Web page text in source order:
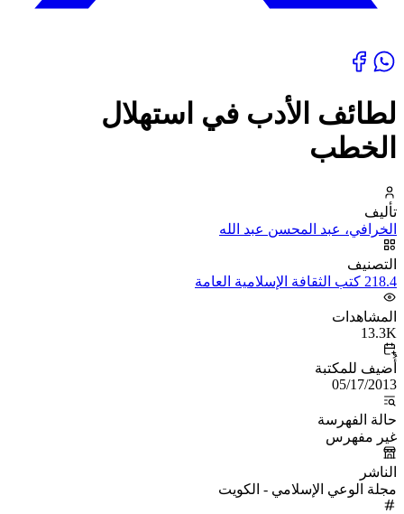
لطائف الأدب في استهلال
الخطب
تأليف
الخرافي، عبد المحسن عبد الله
التصنيف
218.4 كتب الثقافة الإسلامية العامة
المشاهدات
13.3K
أُضيف للمكتبة
05/17/2013
حالة الفهرسة
غير مفهرس
الناشر
مجلة الوعي الإسلامي - الكويت